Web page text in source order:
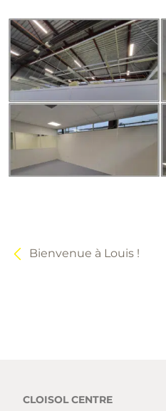
Bienvenue à Louis !
CLOISOL CENTRE